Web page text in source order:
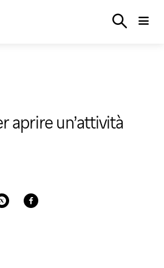
aprire un’attività